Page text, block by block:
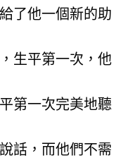
了他一個新的助
生平第一次，他
第一次完美地聽
話，而他們不需